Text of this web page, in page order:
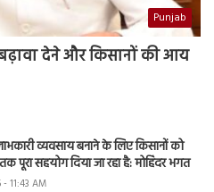
Punjab
देने और किसानों की आय
व्यवसाय बनाने के लिए किसानों को
पूरा सहयोग दिया जा रहा है: मोहिंदर भगत
11:43 AM